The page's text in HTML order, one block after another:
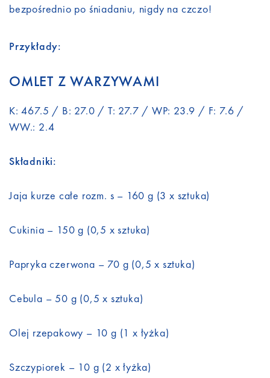
bezpośrednio po śniadaniu, nigdy na czczo!
Przykłady:
OMLET Z WARZYWAMI
K: 467.5 / B: 27.0 / T: 27.7 / WP: 23.9 / F: 7.6 /
WW.: 2.4
Składniki:
Jaja kurze całe rozm. s – 160 g (3 x sztuka)
Cukinia – 150 g (0,5 x sztuka)
Papryka czerwona – 70 g (0,5 x sztuka)
Cebula – 50 g (0,5 x sztuka)
Olej rzepakowy – 10 g (1 x łyżka)
Szczypiorek – 10 g (2 x łyżka)